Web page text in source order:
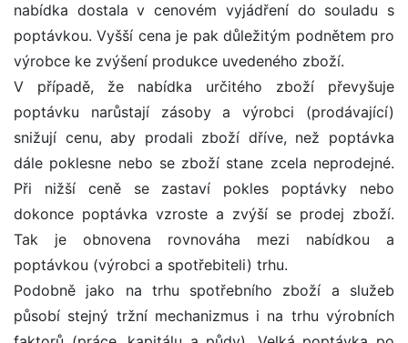
nabídka dostala v cenovém vyjádření do souladu s
poptávkou. Vyšší cena je pak důležitým podnětem pro
výrobce ke zvýšení produkce uvedeného zboží.
V případě, že nabídka určitého zboží převyšuje
poptávku narůstají zásoby a výrobci (prodávající)
snižují cenu, aby prodali zboží dříve, než poptávka
dále poklesne nebo se zboží stane zcela neprodejné.
Při nižší ceně se zastaví pokles poptávky nebo
dokonce poptávka vzroste a zvýší se prodej zboží.
Tak je obnovena rovnováha mezi nabídkou a
poptávkou (výrobci a spotřebiteli) trhu.
Podobně jako na trhu spotřebního zboží a služeb
působí stejný tržní mechanizmus i na trhu výrobních